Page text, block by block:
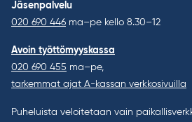
Jäsenpalvelu
020 690 446 ma–pe kello 8.30–12
Avoin työttömyyskassa
020 690 455 ma–pe,
tarkemmat ajat A-kassan verkkosivuilla
Puheluista veloitetaan vain